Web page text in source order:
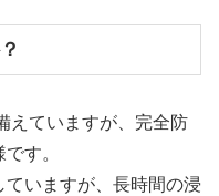
えていますが、完全防
す。
いますが、長時間の浸